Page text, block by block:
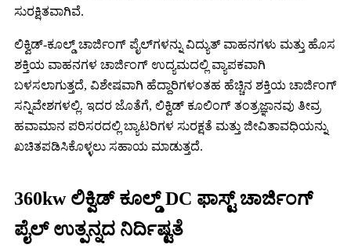
ಸುರಕ್ಷಿತವಾಗಿವೆ.
ಲಿಕ್ವಿಡ್-ಕೂಲ್ಡ್ ಚಾರ್ಜಿಂಗ್ ಪೈಲ್‌ಗಳನ್ನು ವಿದ್ಯುತ್ ವಾಹನಗಳು ಮತ್ತು ಹೊಸ
ಶಕ್ತಿಯ ವಾಹನಗಳ ಚಾರ್ಜಿಂಗ್ ಉದ್ಯಮದಲ್ಲಿ ವ್ಯಾಪಕವಾಗಿ
ಬಳಸಲಾಗುತ್ತದೆ, ವಿಶೇಷವಾಗಿ ಹೆದ್ದಾರಿಗಳಂತಹ ಹೆಚ್ಚಿನ ಶಕ್ತಿಯ ಚಾರ್ಜಿಂಗ್
ಸನ್ನಿವೇಶಗಳಲ್ಲಿ. ಇದರ ಜೊತೆಗೆ, ಲಿಕ್ವಿಡ್ ಕೂಲಿಂಗ್ ತಂತ್ರಜ್ಞಾನವು ತೀವ್ರ
ಹವಾಮಾನ ಪರಿಸರದಲ್ಲಿ ಬ್ಯಾಟರಿಗಳ ಸುರಕ್ಷತೆ ಮತ್ತು ಜೀವಿತಾವಧಿಯನ್ನು
ಖಚಿತಪಡಿಸಿಕೊಳ್ಳಲು ಸಹಾಯ ಮಾಡುತ್ತದೆ.
360kw ಲಿಕ್ವಿಡ್ ಕೂಲ್ಡ್ DC ಫಾಸ್ಟ್ ಚಾರ್ಜಿಂಗ್
ಪೈಲ್ ಉತ್ಪನ್ನದ ನಿರ್ದಿಷ್ಟತೆ